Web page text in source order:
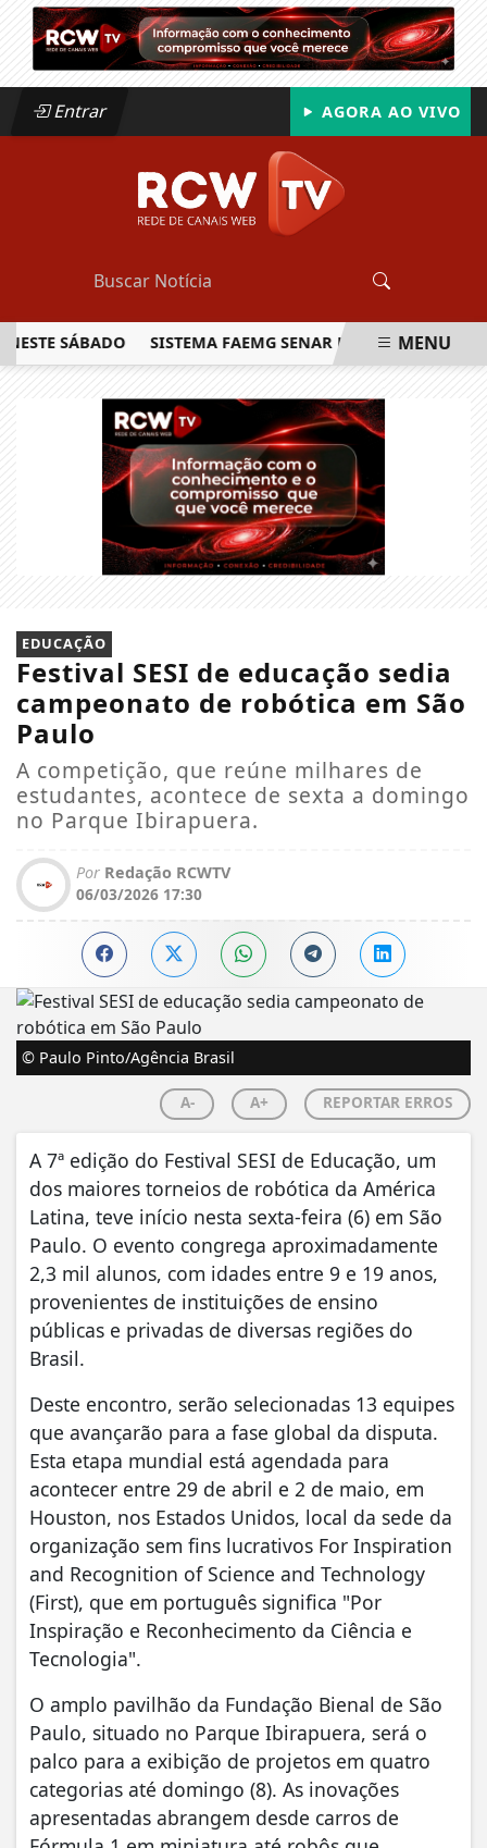
Entrar AGORA AO VIVO
SÁBADO SISTEMA FAEMG SENAR LANÇA O PRIMEIRO
MENU
EDUCAÇÃO
Festival SESI de educação sedia
campeonato de robótica em São
Paulo
A competição, que reúne milhares de
estudantes, acontece de sexta a domingo
no Parque Ibirapuera.
Por Redação RCWTV
06/03/2026 17:30
© Paulo Pinto/Agência Brasil
A- A+ REPORTAR ERROS
A 7ª edição do Festival SESI de Educação, um
dos maiores torneios de robótica da América
Latina, teve início nesta sexta-feira (6) em São
Paulo. O evento congrega aproximadamente
2,3 mil alunos, com idades entre 9 e 19 anos,
provenientes de instituições de ensino
públicas e privadas de diversas regiões do
Brasil.
Deste encontro, serão selecionadas 13 equipes
que avançarão para a fase global da disputa.
Esta etapa mundial está agendada para
acontecer entre 29 de abril e 2 de maio, em
Houston, nos Estados Unidos, local da sede da
organização sem fins lucrativos For Inspiration
and Recognition of Science and Technology
(First), que em português significa "Por
Inspiração e Reconhecimento da Ciência e
Tecnologia".
O amplo pavilhão da Fundação Bienal de São
Paulo, situado no Parque Ibirapuera, será o
palco para a exibição de projetos em quatro
categorias até domingo (8). As inovações
apresentadas abrangem desde carros de